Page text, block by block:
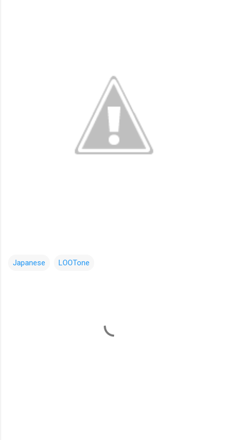
Japanese LOOTone